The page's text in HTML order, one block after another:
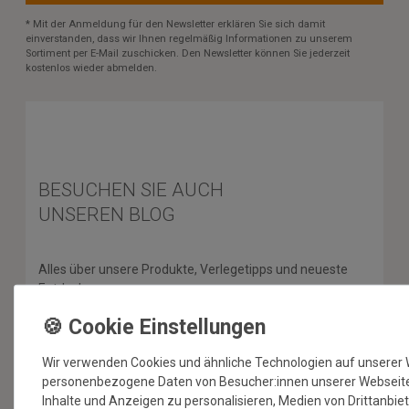
* Mit der Anmeldung für den Newsletter erklären Sie sich damit
einverstanden, dass wir Ihnen regelmäßig Informationen zu unserem
Sortiment per E-Mail zuschicken. Den Newsletter können Sie jederzeit
kostenlos wieder abmelden.
BESUCHEN SIE AUCH
UNSEREN BLOG
Alles über unsere Produkte, Verlegetipps und neueste
Entdeckungen.
Wir verwenden Cookies und ähnliche Technologien auf unserer
personenbezogene Daten von Besucher:innen unserer
Inhalte und Anzeigen zu personalisieren, Medien von